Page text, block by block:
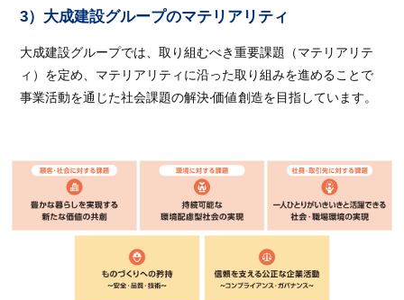
3）大成建設グループのマテリアリティ
大成建設グループでは、取り組むべき重要課題（マテリアリテ
ィ）を定め、マテリアリティに沿った取り組みを進めることで
事業活動を通じた社会課題の解決‧価値創造を目指しています。